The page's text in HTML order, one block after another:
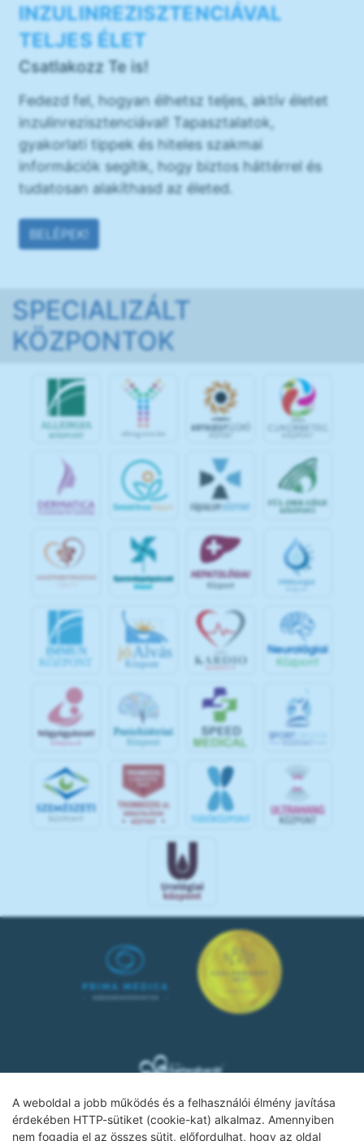
A weboldal a jobb működés és a felhasználói élmény javítása
érdekében HTTP-sütiket (cookie-kat) alkalmaz. Amennyiben
nem fogadja el az összes sütit, előfordulhat, hogy az oldal
INZULINREZISZTENCIÁVAL
TELJES ÉLET
Csatlakozz Te is!
Fedezd fel, hogyan élhetsz teljes, aktív életet
inzulinrezisztenciával! Tapasztalatok,
gyakorlati tippek és hiteles szakmai
információk segítik, hogy biztos háttérrel és
tudatosan alakíthasd az életed.
BELÉPEK!
SPECIALIZÁLT
KÖZPONTOK
IMMUN
KÖZPONT
jó Alvás
Központ
SPOR